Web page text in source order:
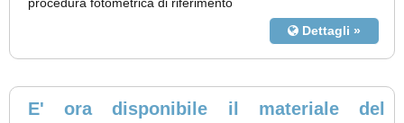
Dettagli »
E' ora disponibile il materiale del